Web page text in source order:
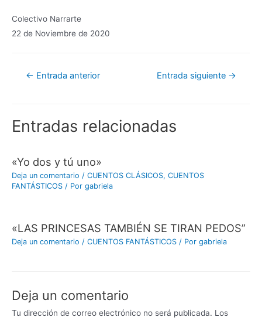
Colectivo Narrarte
22 de Noviembre de 2020
Navegación
← Entrada anterior Entrada siguiente →
Entradas relacionadas
«Yo dos y tú uno»
Deja un comentario / CUENTOS CLÁSICOS, CUENTOS
FANTÁSTICOS / Por gabriela
«LAS PRINCESAS TAMBIÉN SE TIRAN PEDOS”
Deja un comentario / CUENTOS FANTÁSTICOS / Por gabriela
Deja un comentario
Tu dirección de correo electrónico no será publicada. Los